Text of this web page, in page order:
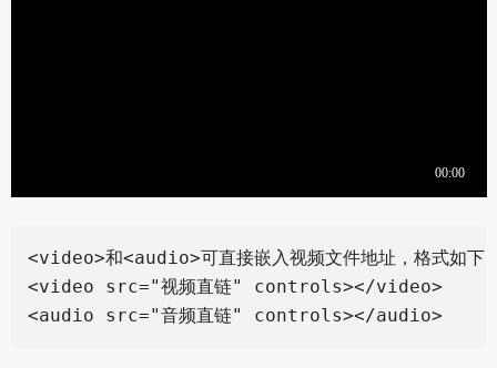
<video>和<audio>可直接嵌入视频文件地址，格式如下
<video src="视频直链" controls></video>